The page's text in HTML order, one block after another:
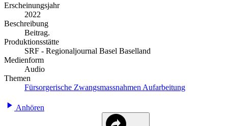
Erscheinungsjahr
2022
Beschreibung
Beitrag.
Produktionsstätte
SRF - Regionaljournal Basel Baselland
Medienform
Audio
Themen
Fürsorgerische Zwangsmassnahmen Aufarbeitung
Anhören